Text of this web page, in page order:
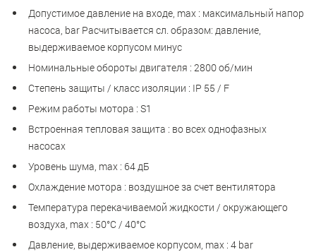
Допустимое давление на входе, max : максимальный напор
насоса, bar Расчитывается сл. образом: давление,
выдерживаемое корпусом минус
Номинальные обороты двигателя : 2800 об/мин
Степень защиты / класс изоляции : IP 55 / F
Режим работы мотора : S1
Встроенная тепловая защита : во всех однофазных
насосах
Уровень шума, max : 64 дБ
Охлаждение мотора : воздушное за счет вентилятора
Температура перекачиваемой жидкости / окружающего
воздуха, max : 50°С / 40°С
Давление, выдерживаемое корпусом, max : 4 bar